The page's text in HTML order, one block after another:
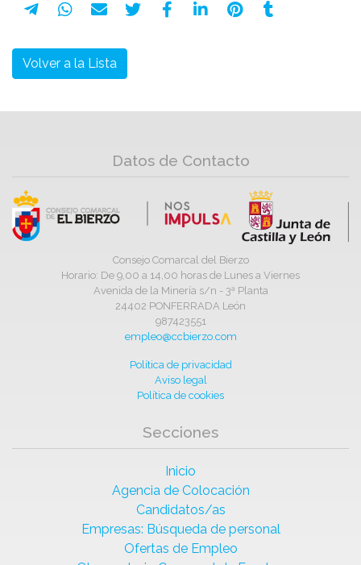
Volver a la Lista
Datos de Contacto
Consejo Comarcal del Bierzo
Horario: De 9,00 a 14,00 horas de Lunes a Viernes
Avenida de la Minería s/n - 3ª Planta
24402 PONFERRADA León
987423551
empleo@ccbierzo.com
Política de privacidad
Aviso legal
Política de cookies
Secciones
Inicio
Agencia de Colocación
Candidatos/as
Empresas: Búsqueda de personal
Ofertas de Empleo